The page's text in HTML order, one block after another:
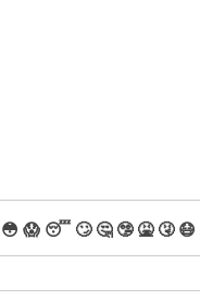
😳 😱 😴 🙄 🤔 🤥 🤮 🤧 😷